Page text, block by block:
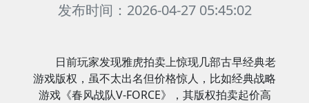
发布时间：2026-04-27 05:45:02
日前玩家发现雅虎拍卖上惊现几部古早经典老
游戏版权，虽不太出名但价格惊人，比如经典战略
游戏《春风战队V-FORCE》，其版权拍卖起价高